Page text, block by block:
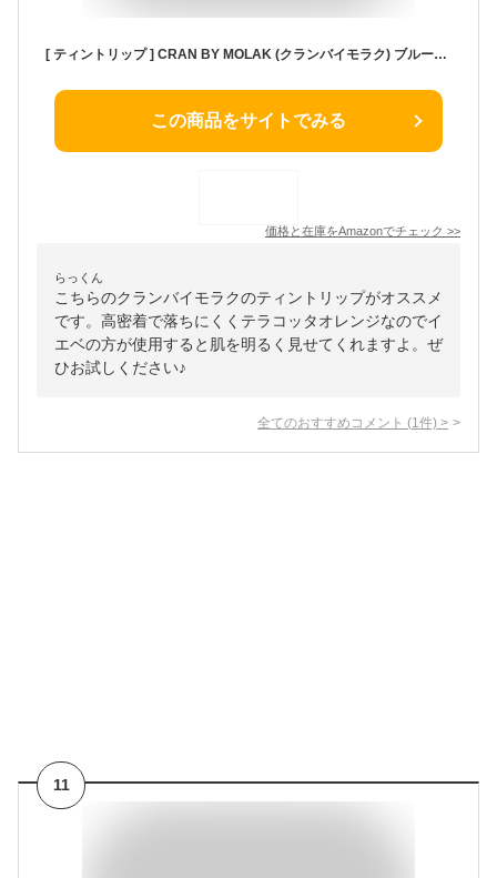
[ ティントリップ ] CRAN BY MOLAK (クランバイモラク) ブルームジェリーティント (04 テラコッタオレンジ)
この商品をサイトでみる
価格と在庫をAmazonでチェック >>
らっくん
こちらのクランバイモラクのティントリップがオススメ
です。高密着で落ちにくくテラコッタオレンジなのでイ
エベの方が使用すると肌を明るく見せてくれますよ。ぜ
ひお試しください♪
全てのおすすめコメント (1 件) >
11